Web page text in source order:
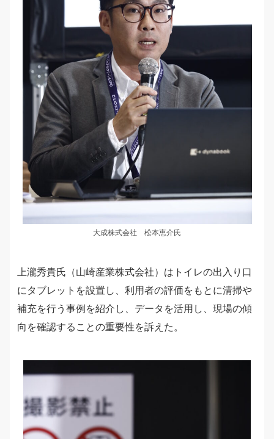
大成株式会社 松本恵介氏
上瀧秀貴氏（山崎産業株式会社）はトイレの出入り口
にタブレットを設置し、利用者の評価をもとに清掃や
補充を行う事例を紹介し、データを活用し、現場の傾
向を確認することの重要性を訴えた。